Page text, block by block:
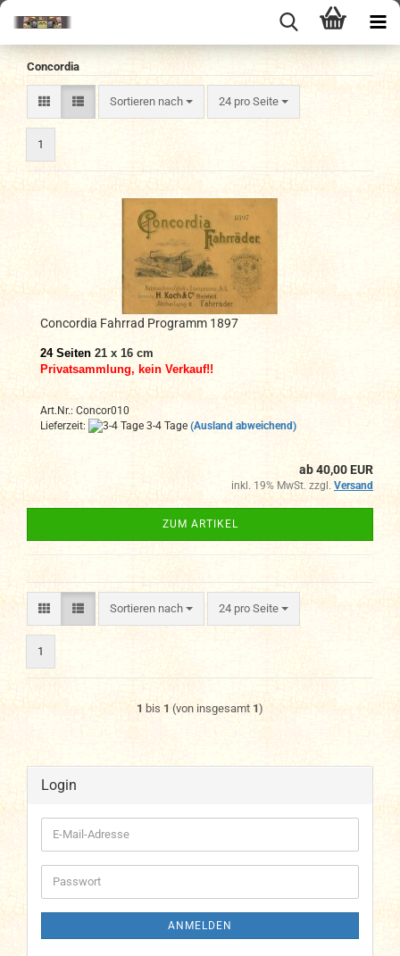
Concordia
Sortieren nach
Sortieren nach 24 pro Seite
pro Seite
1
Concordia Fahrrad Programm 1897
24 Seiten 21 x 16 cm
Privatsammlung, kein Verkauf!!
Art.Nr.: Concor010
Lieferzeit:
3-4 Tage (Ausland abweichend)
ab 40,00 EUR
inkl. 19% MwSt. zzgl. Versand
ZUM ARTIKEL
Sortieren nach
Sortieren nach 24 pro Seite
pro Seite
1
1 bis 1 (von insgesamt 1)
Login
E-
Mail-
Adresse
Passwort
ANMELDEN